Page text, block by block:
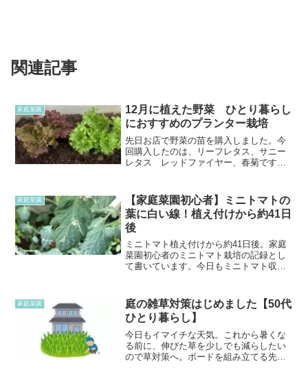
関連記事
家庭菜園
12月に植えた野菜 ひとり暮らし
におすすめのプランター栽培
先日お店で野菜の苗を購入しました。今
回購入したのは、リーフレタス、サニー
レタス レッドファイヤー、春菊です。
てみることにしました。リーフレタスや
春菊も天候によって、とて...
家庭菜園
【家庭菜園初心者】ミニトマトの
葉に白い線！植え付けから約41日
後
ミニトマト植え付けから約41日後。家庭
菜園初心者のミニトマト栽培の記録とし
て書いています。今日もミニトマト収穫
が・・・。気になってはいたけれど、こ
の前より増えているような気がし...
家庭菜園
庭の雑草対策はじめました【50代
ひとり暮らし】
今日もイマイチな天気。これから暑くな
る前に、伸びた草を少しでも減らしたい
ので草対策へ。ボードを組み立てる先日